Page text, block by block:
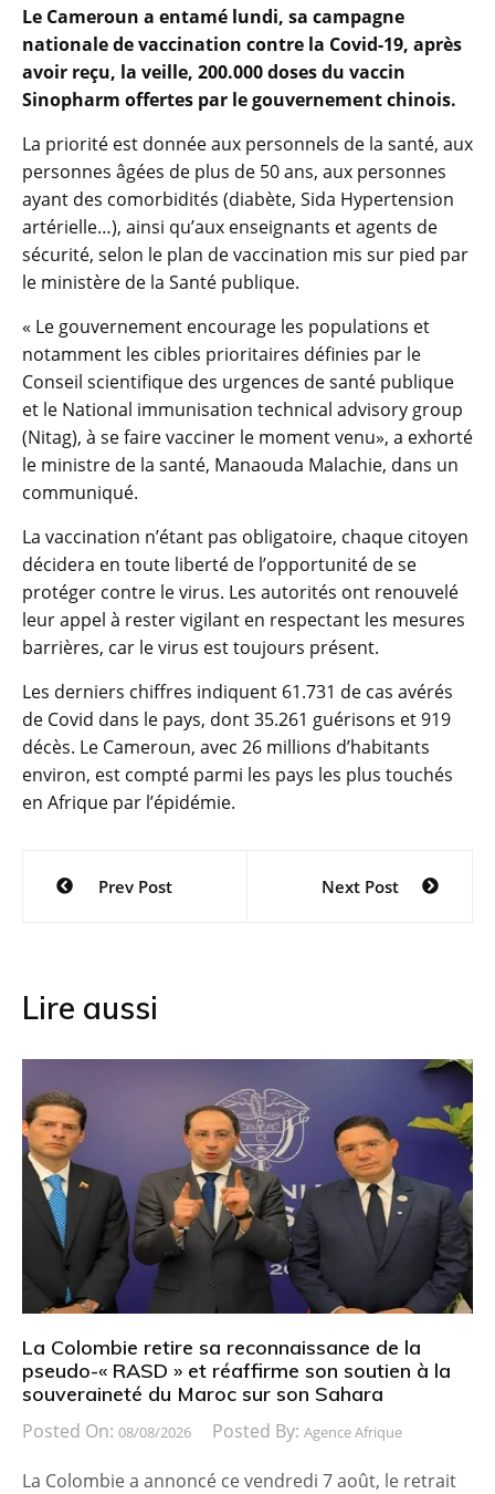
Le Cameroun a entamé lundi, sa campagne
nationale de vaccination contre la Covid-19, après
avoir reçu, la veille, 200.000 doses du vaccin
Sinopharm offertes par le gouvernement chinois.
La priorité est donnée aux personnels de la santé, aux
personnes âgées de plus de 50 ans, aux personnes
ayant des comorbidités (diabète, Sida Hypertension
artérielle…), ainsi qu’aux enseignants et agents de
sécurité, selon le plan de vaccination mis sur pied par
le ministère de la Santé publique.
« Le gouvernement encourage les populations et
notamment les cibles prioritaires définies par le
Conseil scientifique des urgences de santé publique
et le National immunisation technical advisory group
(Nitag), à se faire vacciner le moment venu», a exhorté
le ministre de la santé, Manaouda Malachie, dans un
communiqué.
La vaccination n’étant pas obligatoire, chaque citoyen
décidera en toute liberté de l’opportunité de se
protéger contre le virus. Les autorités ont renouvelé
leur appel à rester vigilant en respectant les mesures
barrières, car le virus est toujours présent.
Les derniers chiffres indiquent 61.731 de cas avérés
de Covid dans le pays, dont 35.261 guérisons et 919
décès. Le Cameroun, avec 26 millions d’habitants
environ, est compté parmi les pays les plus touchés
en Afrique par l’épidémie.
Navigation
Prev Post Next Post
Lire aussi
La Colombie retire sa reconnaissance de la
pseudo-« RASD » et réaffirme son soutien à la
souveraineté du Maroc sur son Sahara
Posted On: 08/08/2026 Posted By: Agence Afrique
La Colombie a annoncé ce vendredi 7 août, le retrait